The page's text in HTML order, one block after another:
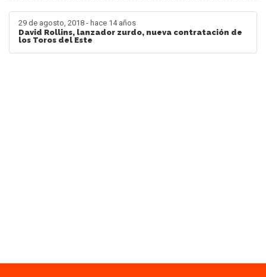
29 de agosto, 2018 - hace 14 años
David Rollins, lanzador zurdo, nueva contratación de
los Toros del Este